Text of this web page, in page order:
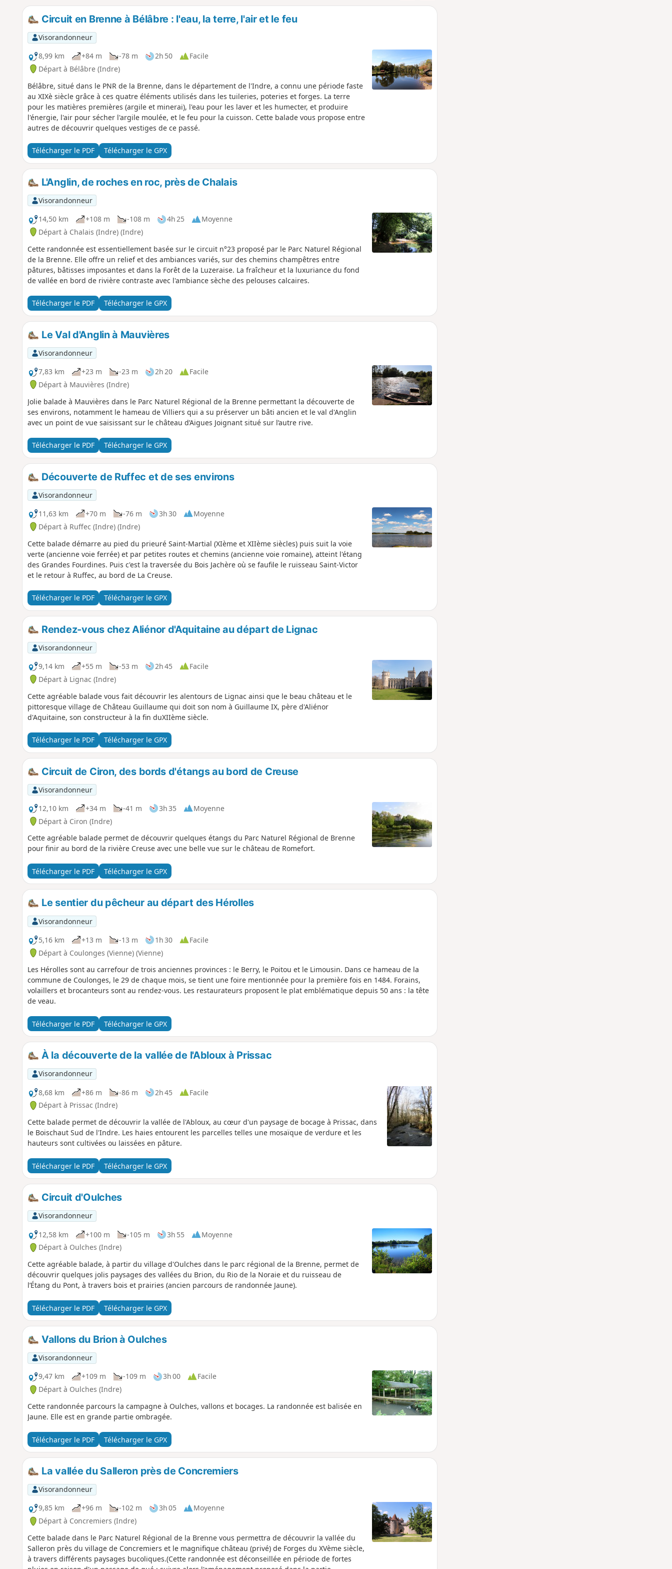
Circuit en Brenne à Bélâbre : l'eau, la terre, l'air et le feu
Visorandonneur
8,99 km
+84 m -78 m 2h 50
Facile
Départ à Bélâbre (Indre)
Bélâbre, situé dans le PNR de la Brenne, dans le département de l'Indre, a connu une période faste
au XIXè siècle grâce à ces quatre éléments utilisés dans les tuileries, poteries et forges. La terre
pour les matières premières (argile et minerai), l'eau pour les laver et les humecter, et produire
l'énergie, l'air pour sécher l'argile moulée, et le feu pour la cuisson. Cette balade vous propose entre
autres de découvrir quelques vestiges de ce passé.
Télécharger le PDF Télécharger le GPX
L'Anglin, de roches en roc, près de Chalais
Visorandonneur
14,50 km
+108 m -108 m 4h 25
Moyenne
Départ à Chalais (Indre) (Indre)
Cette randonnée est essentiellement basée sur le circuit n°23 proposé par le Parc Naturel Régional
de la Brenne. Elle offre un relief et des ambiances variés, sur des chemins champêtres entre
pâtures, bâtisses imposantes et dans la Forêt de la Luzeraise. La fraîcheur et la luxuriance du fond
de vallée en bord de rivière contraste avec l'ambiance sèche des pelouses calcaires.
Télécharger le PDF Télécharger le GPX
Le Val d'Anglin à Mauvières
Visorandonneur
7,83 km
+23 m -23 m 2h 20
Facile
Départ à Mauvières (Indre)
Jolie balade à Mauvières dans le Parc Naturel Régional de la Brenne permettant la découverte de
ses environs, notamment le hameau de Villiers qui a su préserver un bâti ancien et le val d'Anglin
avec un point de vue saisissant sur le château d’Aigues Joignant situé sur l’autre rive.
Télécharger le PDF Télécharger le GPX
Découverte de Ruffec et de ses environs
Visorandonneur
11,63 km
+70 m -76 m 3h 30
Moyenne
Départ à Ruffec (Indre) (Indre)
Cette balade démarre au pied du prieuré Saint-Martial (XIème et XIIème siècles) puis suit la voie
verte (ancienne voie ferrée) et par petites routes et chemins (ancienne voie romaine), atteint l'étang
des Grandes Fourdines. Puis c'est la traversée du Bois Jachère où se faufile le ruisseau Saint-Victor
et le retour à Ruffec, au bord de La Creuse.
Télécharger le PDF Télécharger le GPX
Rendez-vous chez Aliénor d'Aquitaine au départ de Lignac
Visorandonneur
9,14 km
+55 m -53 m 2h 45
Facile
Départ à Lignac (Indre)
Cette agréable balade vous fait découvrir les alentours de Lignac ainsi que le beau château et le
pittoresque village de Château Guillaume qui doit son nom à Guillaume IX, père d'Aliénor
d'Aquitaine, son constructeur à la fin duXIIème siècle.
Télécharger le PDF Télécharger le GPX
Circuit de Ciron, des bords d'étangs au bord de Creuse
Visorandonneur
12,10 km
+34 m -41 m 3h 35
Moyenne
Départ à Ciron (Indre)
Cette agréable balade permet de découvrir quelques étangs du Parc Naturel Régional de Brenne
pour finir au bord de la rivière Creuse avec une belle vue sur le château de Romefort.
Télécharger le PDF Télécharger le GPX
Le sentier du pêcheur au départ des Hérolles
Visorandonneur
5,16 km
+13 m -13 m 1h 30
Facile
Départ à Coulonges (Vienne) (Vienne)
Les Hérolles sont au carrefour de trois anciennes provinces : le Berry, le Poitou et le Limousin. Dans ce hameau de la
commune de Coulonges, le 29 de chaque mois, se tient une foire mentionnée pour la première fois en 1484. Forains,
volaillers et brocanteurs sont au rendez-vous. Les restaurateurs proposent le plat emblématique depuis 50 ans : la tête
de veau.
Télécharger le PDF Télécharger le GPX
À la découverte de la vallée de l'Abloux à Prissac
Visorandonneur
8,68 km
+86 m -86 m 2h 45
Facile
Départ à Prissac (Indre)
Cette balade permet de découvrir la vallée de l'Abloux, au cœur d'un paysage de bocage à Prissac, dans
le Boischaut Sud de l'Indre. Les haies entourent les parcelles telles une mosaïque de verdure et les
hauteurs sont cultivées ou laissées en pâture.
Télécharger le PDF Télécharger le GPX
Circuit d'Oulches
Visorandonneur
12,58 km
+100 m -105 m 3h 55
Moyenne
Départ à Oulches (Indre)
Cette agréable balade, à partir du village d'Oulches dans le parc régional de la Brenne, permet de
découvrir quelques jolis paysages des vallées du Brion, du Rio de la Noraie et du ruisseau de
l’Étang du Pont, à travers bois et prairies (ancien parcours de randonnée Jaune).
Télécharger le PDF Télécharger le GPX
Vallons du Brion à Oulches
Visorandonneur
9,47 km
+109 m -109 m 3h 00
Facile
Départ à Oulches (Indre)
Cette randonnée parcours la campagne à Oulches, vallons et bocages. La randonnée est balisée en
Jaune. Elle est en grande partie ombragée.
Télécharger le PDF Télécharger le GPX
La vallée du Salleron près de Concremiers
Visorandonneur
9,85 km
+96 m -102 m 3h 05
Moyenne
Départ à Concremiers (Indre)
Cette balade dans le Parc Naturel Régional de la Brenne vous permettra de découvrir la vallée du
Salleron près du village de Concremiers et le magnifique château (privé) de Forges du XVème siècle,
à travers différents paysages bucoliques.(Cette randonnée est déconseillée en période de fortes